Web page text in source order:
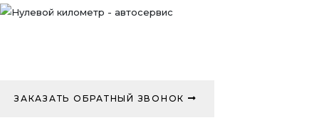
ЗАКАЗАТЬ ОБРАТНЫЙ ЗВОНОК